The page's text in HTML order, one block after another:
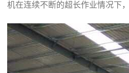
机在连续不断的超长作业情况下